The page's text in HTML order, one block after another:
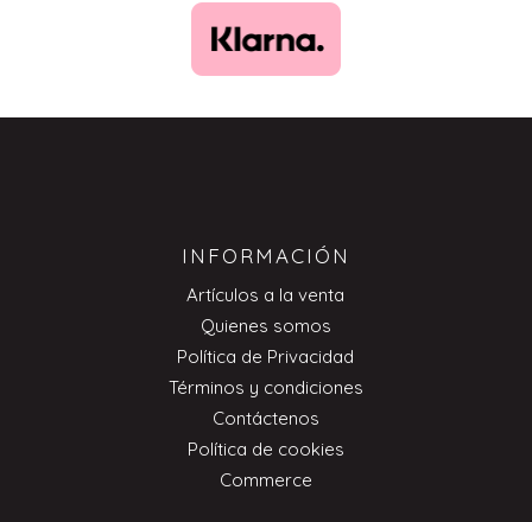
INFORMACIÓN
Artículos a la venta
Quienes somos
Política de Privacidad
Términos y condiciones
Contáctenos
Política de cookies
Commerce